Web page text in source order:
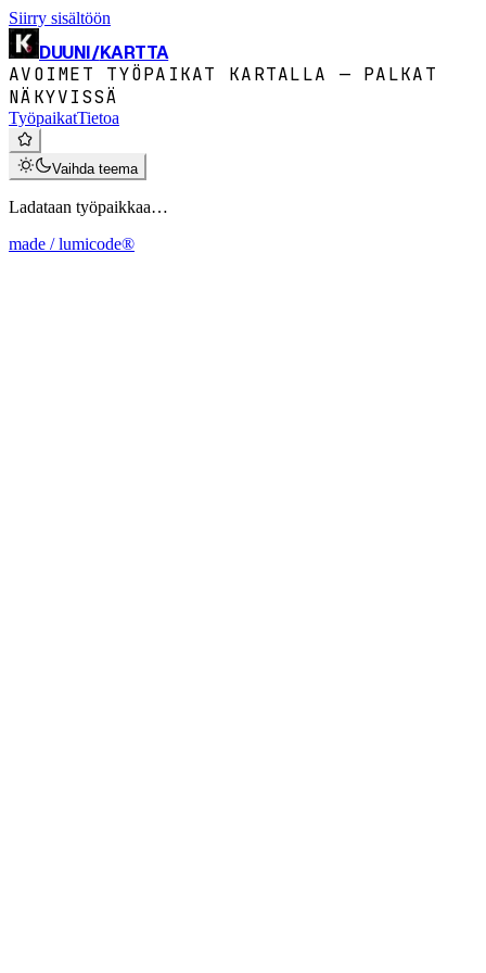
Siirry sisältöön
DUUNI/KARTTA
AVOIMET TYÖPAIKAT KARTALLA — PALKAT
NÄKYVISSÄ
TyöpaikatTietoa
Vaihda teema
Ladataan työpaikkaa…
made / lumicode®